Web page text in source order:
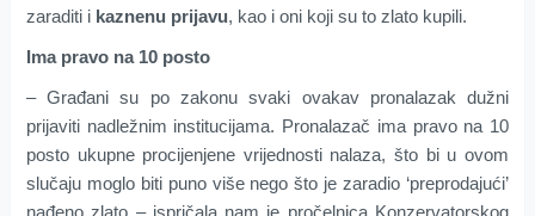
zaraditi i kaznenu prijavu, kao i oni koji su to zlato kupili.
Ima pravo na 10 posto
– Građani su po zakonu svaki ovakav pronalazak dužni
prijaviti nadležnim institucijama. Pronalazač ima pravo na 10
posto ukupne procijenjene vrijednosti nalaza, što bi u ovom
slučaju moglo biti puno više nego što je zaradio ‘preprodajući’